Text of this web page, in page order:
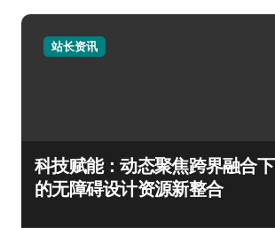
站长资讯
科技赋能：动态聚焦跨界融合下
的无障碍设计资源新整合